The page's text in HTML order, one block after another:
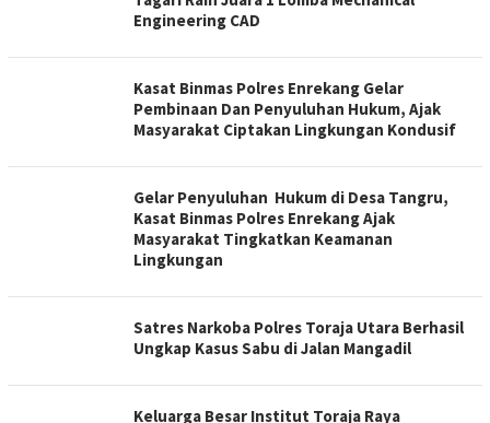
Engineering CAD
Kasat Binmas Polres Enrekang Gelar
Pembinaan Dan Penyuluhan Hukum, Ajak
Masyarakat Ciptakan Lingkungan Kondusif
Gelar Penyuluhan Hukum di Desa Tangru,
Kasat Binmas Polres Enrekang Ajak
Masyarakat Tingkatkan Keamanan
Lingkungan
Satres Narkoba Polres Toraja Utara Berhasil
Ungkap Kasus Sabu di Jalan Mangadil
Keluarga Besar Institut Toraja Raya